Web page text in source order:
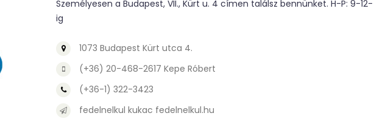
Személyesen a Budapest, VII., Kürt u. 4 címen találsz bennünket. H-P: 9-12-
ig
1073 Budapest Kürt utca 4.
(+36) 20-468-2617 Kepe Róbert
(+36-1) 322-3423
fedelnelkul kukac fedelnelkul.hu